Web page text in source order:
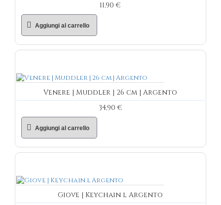
11,90 €
Aggiungi al carrello
Venere | Muddler | 26 cm | Argento
34,90 €
Aggiungi al carrello
Giove | Keychain l Argento